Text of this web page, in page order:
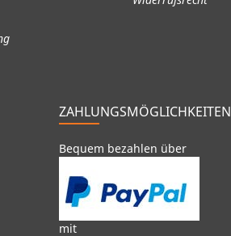
ZAHLUNGSMÖGLICHKEITEN
Bequem bezahlen über
mit